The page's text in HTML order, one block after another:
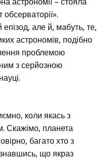
але й, мабуть, те,
астрономів, подібно
проблемою
з серйозною
коли якась з
Скажімо, планета
багато хто з
що якраз